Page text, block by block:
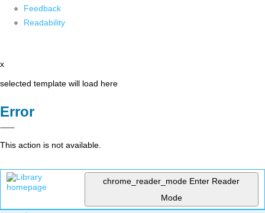
Feedback
Readability
x
selected template will load here
Error
This action is not available.
chrome_reader_mode Enter Reader
Mode